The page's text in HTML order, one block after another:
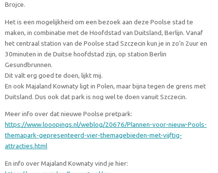
Brojce.
Het is een mogelijkheid om een bezoek aan deze Poolse stad te
maken, in combinatie met de Hoofdstad van Duitsland, Berlijn. Vanaf
het centraal station van de Poolse stad Szczecin kun je in zo’n 2uur en
30minuten in de Duitse hoofdstad zijn, op station Berlin
Gesundbrunnen.
Dit valt erg goed te doen, lijkt mij.
En ook Majaland Kownaty ligt in Polen, maar bijna tegen de grens met
Duitsland. Dus ook dat park is nog wel te doen vanuit Szczecin.
Meer info over dat nieuwe Poolse pretpark:
https://www.looopings.nl/weblog/20676/Plannen-voor-nieuw-Pools-
themapark-gepresenteerd-vier-themagebieden-met-vijftig-
attracties.html
En info over Majaland Kownaty vind je hier: